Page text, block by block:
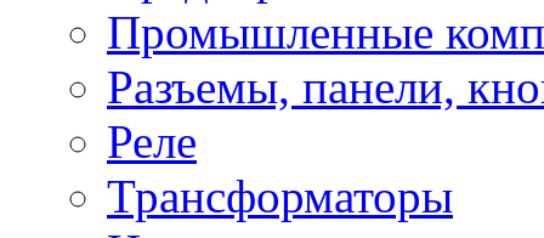
Промышленные
Разъемы, панели,
Реле
Трансформаторы